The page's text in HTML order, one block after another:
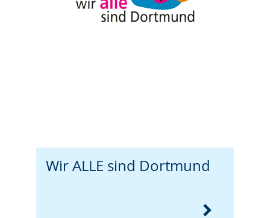
Wir ALLE sind Dortmund